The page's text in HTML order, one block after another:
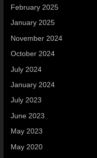
February 2025
January 2025
November 2024
October 2024
July 2024
January 2024
July 2023
June 2023
May 2023
May 2020